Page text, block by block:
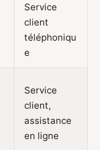
Service
client
téléphoniqu
e
Service
client,
assistance
en ligne